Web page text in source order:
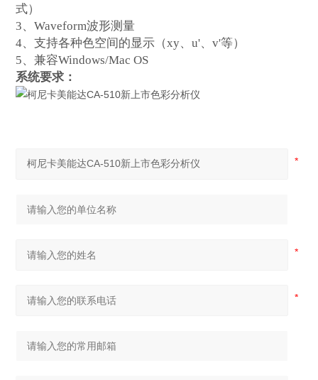
式）
3、Waveform波形测量
4、支持各种色空间的显示（xy、u'、v'等）
5、兼容Windows/Mac OS
系统要求：